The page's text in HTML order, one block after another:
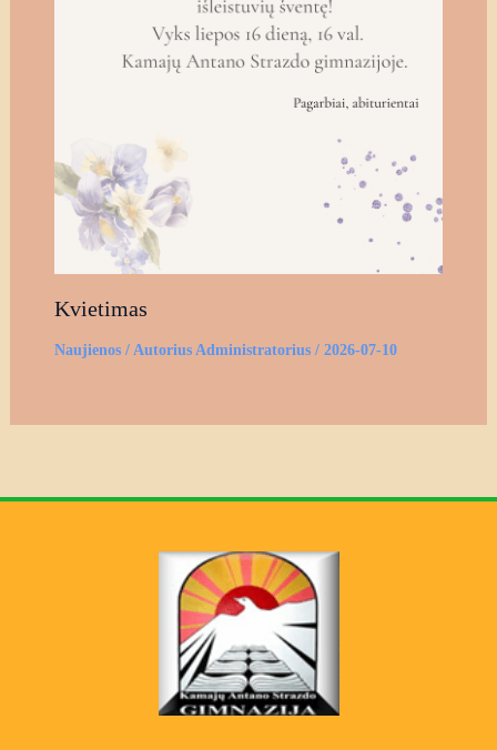
Kvietimas
Naujienos/ Autorius Administratorius / 2026-07-10